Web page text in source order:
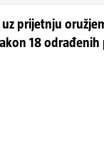
prijetnju
18